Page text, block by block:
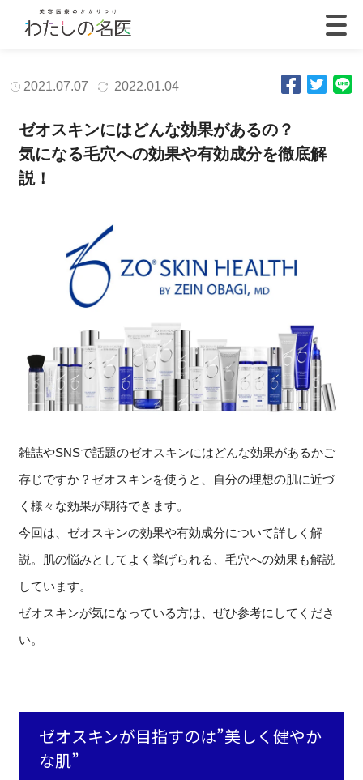
2021.07.07 2022.01.04
ゼオスキンにはどんな効果があるの？
気になる毛穴への効果や有効成分を徹底解
説！
雑誌やSNSで話題のゼオスキンにはどんな効果があるかご
存じですか？ゼオスキンを使うと、自分の理想の肌に近づ
く様々な効果が期待できます。
今回は、ゼオスキンの効果や有効成分について詳しく解
説。肌の悩みとしてよく挙げられる、毛穴への効果も解説
しています。
ゼオスキンが気になっている方は、ぜひ参考にしてくださ
い。
ゼオスキンが目指すのは”美しく健やか
な肌”